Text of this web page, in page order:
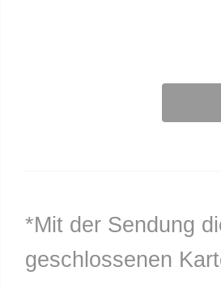
*Mit der Sendung
geschlossenen